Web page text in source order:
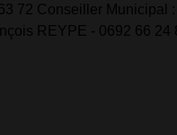
72 Conseiller Municipal :
REYPE - 0692 66 24